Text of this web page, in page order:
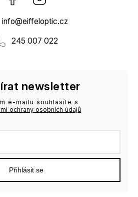
info@eiffeloptic.cz
245 007 022
newsletter
e-mailu souhlasíte s
ochrany osobních údajů
Přihlásit se